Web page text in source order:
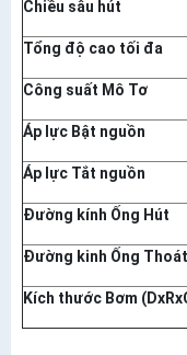
Chiều sâu hút
Tổng độ cao tối đa
Công suất Mô Tơ
Áp lực Bật nguồn
Áp lực Tắt nguồn
Đường kính Ống Hút
Đường kinh Ống Thoát
Kích thước Bơm